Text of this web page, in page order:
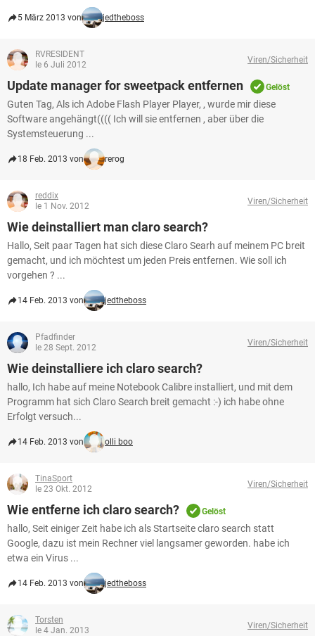
5 März 2013 von jedtheboss
RVRESIDENT
le 6 Juli 2012
Viren/Sicherheit
Update manager for sweetpack entfernen Gelöst
Guten Tag, Als ich Adobe Flash Player Player, , wurde mir diese
Software angehängt(((( Ich will sie entfernen , aber über die
Systemsteuerung ...
18 Feb. 2013 von rerog
reddix
le 1 Nov. 2012
Viren/Sicherheit
Wie deinstalliert man claro search?
Hallo, Seit paar Tagen hat sich diese Claro Searh auf meinem PC breit
gemacht, und ich möchtest um jeden Preis entfernen. Wie soll ich
vorgehen ? ...
14 Feb. 2013 von jedtheboss
Pfadfinder
le 28 Sept. 2012
Viren/Sicherheit
Wie deinstalliere ich claro search?
hallo, Ich habe auf meine Notebook Calibre installiert, und mit dem
Programm hat sich Claro Search breit gemacht :-) ich habe ohne
Erfolgt versuch...
14 Feb. 2013 von olli boo
TinaSport
le 23 Okt. 2012
Viren/Sicherheit
Wie entferne ich claro search? Gelöst
hallo, Seit einiger Zeit habe ich als Startseite claro search statt
Google, dazu ist mein Rechner viel langsamer geworden. habe ich
etwa ein Virus ...
14 Feb. 2013 von jedtheboss
Torsten
le 4 Jan. 2013
Viren/Sicherheit